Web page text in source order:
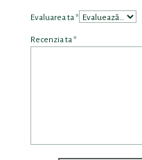
Evaluarea ta *
Recenzia ta *